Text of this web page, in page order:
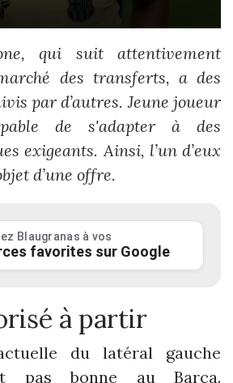
qui suit attentivement
des transferts, a des
par d’autres. Jeune joueur
de s'adapter à des
exigeants. Ainsi, l’un d’eux
d’une offre.
Blaugranas à vos
favorites sur Google
à partir
du latéral gauche
pas bonne au Barça.